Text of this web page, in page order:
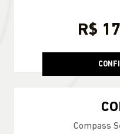
R$
Compass